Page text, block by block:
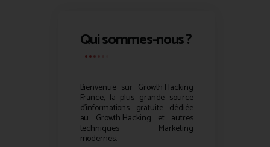
Qui sommes-nous ?
Bienvenue sur Growth Hacking
France, la plus grande source
d’informations gratuite dédiée
au Growth Hacking et autres
techniques Marketing
modernes.